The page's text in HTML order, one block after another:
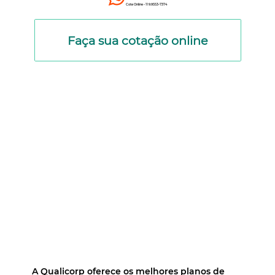
Faça sua cotação online
Cote Online - 11 9.9553-7374
A Qualicorp oferece os melhores planos de